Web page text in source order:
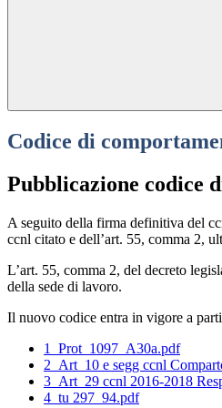
Codice di
Pubblicazione codice
A seguito della firma definitiva del
ccnl citato e dell’art. 55, comma 2,
L’art. 55, comma 2, del decreto
della sede di lavoro.
Il nuovo codice entra in vigore a
1_Prot_1097_A30a.pdf
2_Art_10 e segg ccnl
3_Art_29 ccnl 2016-2018
4_tu 297_94.pdf